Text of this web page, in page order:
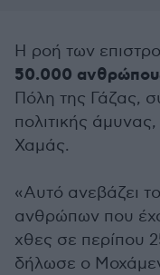
Η ροή των
50.000
Πόλη της Γάζας,
πολιτικής
Χαμάς.
«Αυτό ανεβάζει
ανθρώπων που
χθες σε περίπου
δήλωσε ο